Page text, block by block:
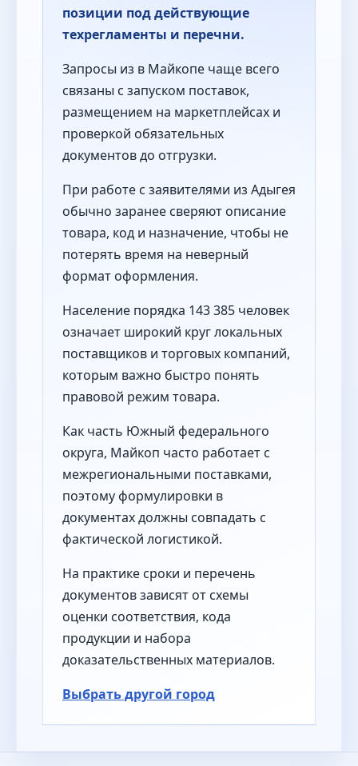
позиции под действующие
техрегламенты и перечни.
Запросы из в Майкопе чаще всего
связаны с запуском поставок,
размещением на маркетплейсах и
проверкой обязательных
документов до отгрузки.
При работе с заявителями из Адыгея
обычно заранее сверяют описание
товара, код и назначение, чтобы не
потерять время на неверный
формат оформления.
Население порядка 143 385 человек
означает широкий круг локальных
поставщиков и торговых компаний,
которым важно быстро понять
правовой режим товара.
Как часть Южный федерального
округа, Майкоп часто работает с
межрегиональными поставками,
поэтому формулировки в
документах должны совпадать с
фактической логистикой.
На практике сроки и перечень
документов зависят от схемы
оценки соответствия, кода
продукции и набора
доказательственных материалов.
Выбрать другой город